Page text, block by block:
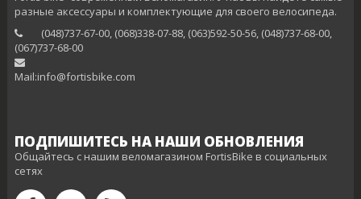
разные аксессуары и комплектующие для своего велосипеда.
(048)737-67-00, (068)338-07-88, (063)592-50-56, (048)737-68-00,
(‎067)737-68-00
Mail:info@fortisbike.com
ПОДПИШИТЕСЬ НА НАШИ ОБНОВЛЕНИЯ
Общайтесь с нашим веломагазином FortisBike в социальных
сетях